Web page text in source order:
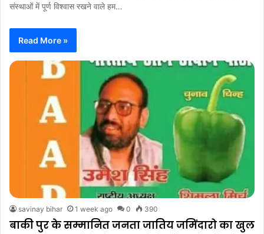
संस्थाओं में पूर्ण विश्वास रखने वाले हम…
Read More »
savinay bihar 1 week ago 0 390
बाकी पुर के सम्मानित जनता जातिय जमिंदारो का खुल